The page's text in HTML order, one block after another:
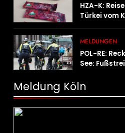
HZA-K:
Türkei vom
Trend hält an
MELDUNGEN
POL-RE:
See:
Meldung Köln